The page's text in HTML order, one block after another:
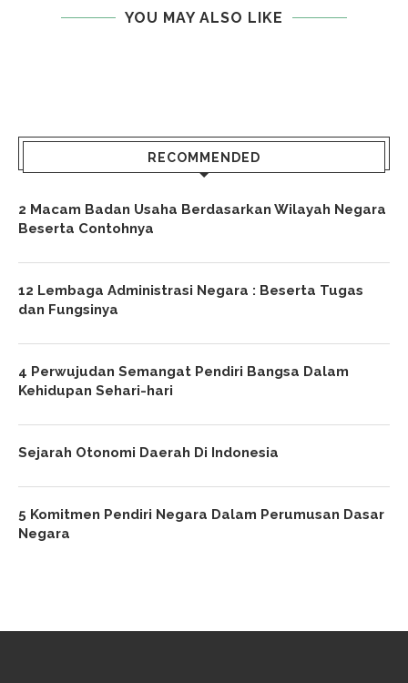
YOU MAY ALSO LIKE
RECOMMENDED
2 Macam Badan Usaha Berdasarkan Wilayah Negara
Beserta Contohnya
12 Lembaga Administrasi Negara : Beserta Tugas
dan Fungsinya
4 Perwujudan Semangat Pendiri Bangsa Dalam
Kehidupan Sehari-hari
Sejarah Otonomi Daerah Di Indonesia
5 Komitmen Pendiri Negara Dalam Perumusan Dasar
Negara